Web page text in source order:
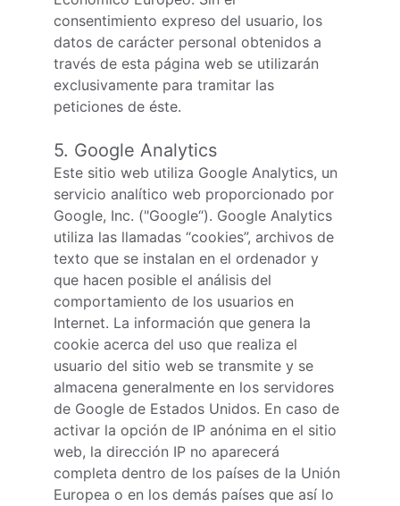
consentimiento expreso del usuario, los
datos de carácter personal obtenidos a
través de esta página web se utilizarán
exclusivamente para tramitar las
peticiones de éste.
5. Google Analytics
Este sitio web utiliza Google Analytics, un
servicio analítico web proporcionado por
Google, Inc. ("Google“). Google Analytics
utiliza las llamadas “cookies”, archivos de
texto que se instalan en el ordenador y
que hacen posible el análisis del
comportamiento de los usuarios en
Internet. La información que genera la
cookie acerca del uso que realiza el
usuario del sitio web se transmite y se
almacena generalmente en los servidores
de Google de Estados Unidos. En caso de
activar la opción de IP anónima en el sitio
web, la dirección IP no aparecerá
completa dentro de los países de la Unión
Europea o en los demás países que así lo